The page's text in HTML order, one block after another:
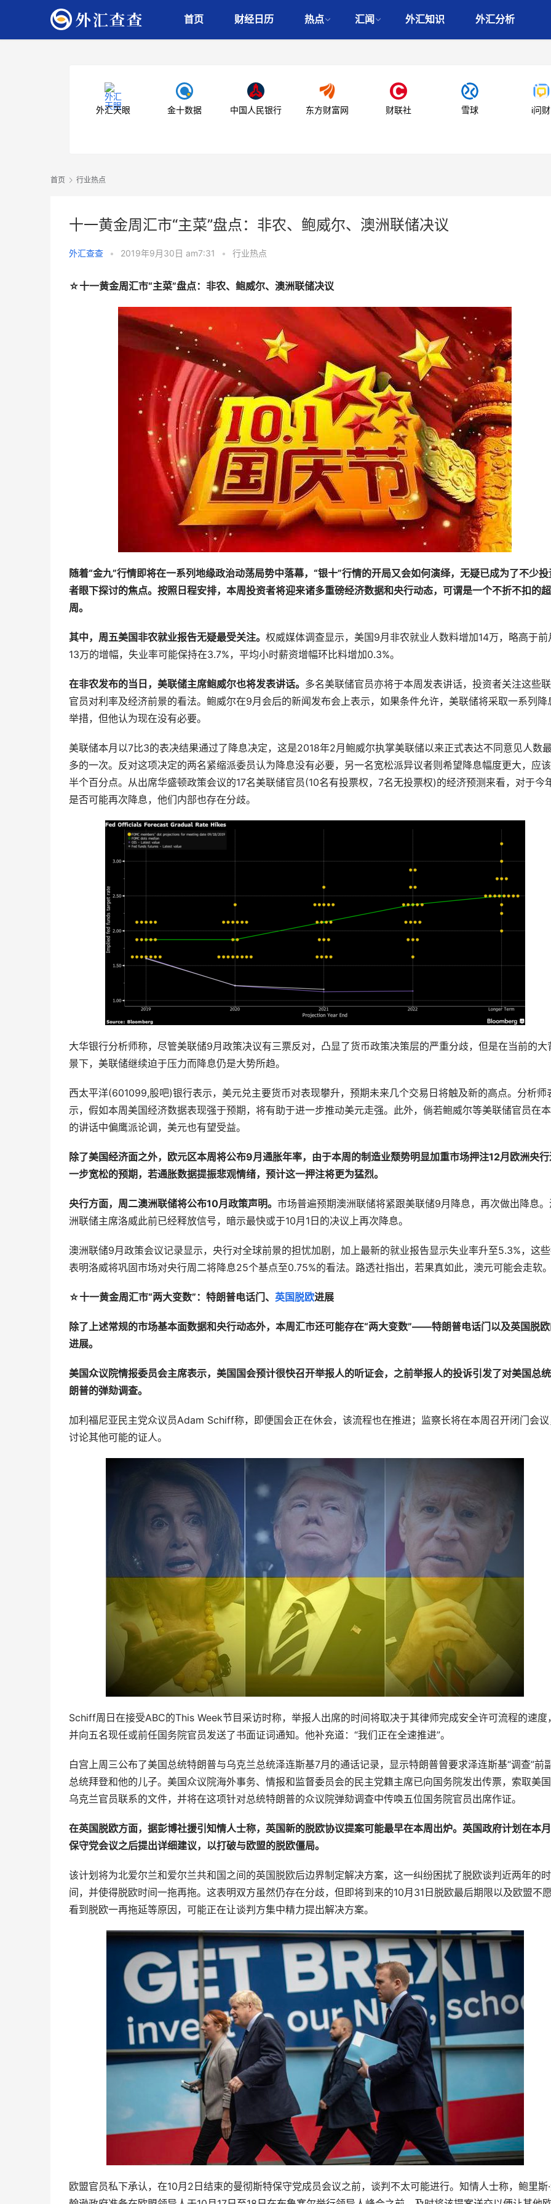
首页 财经日历 热点 汇闻 外汇知识 外汇分析
外汇天眼 金十数据 中国人民银行 东方财富网 财联社 雪球 i问财
首页 行业热点
十一黄金周汇市“主菜”盘点：非农、鲍威尔、澳洲联储决议
外汇查查 • 2019年9月30日 am7:31 • 行业热点
☆十一黄金周汇市“主菜”盘点：非农、鲍威尔、澳洲联储决议
随着“金九”行情即将在一系列地缘政治动荡局势中落幕，“银十”行情的开局又会如何演绎，无疑已成为了不少投
者眼下探讨的焦点。按照日程安排，本周投资者将迎来诸多重磅经济数据和央行动态，可谓是一个不折不扣的
周。
其中，周五美国非农就业报告无疑最受关注。 权威媒体调查显示，美国9月非农就业人数料增加14万，略高于前
13万的增幅，失业率可能保持在3.7%，平均小时薪资增幅环比料增加0.3%。
在非农发布的当日，美联储主席鲍威尔也将发表讲话。 多名美联储官员亦将于本周发表讲话，投资者关注这些
官员对利率及经济前景的看法。鲍威尔在9月会后的新闻发布会上表示，如果条件允许，美联储将采取一系列降
举措，但他认为现在没有必要。
美联储本月以7比3的表决结果通过了降息决定，这是2018年2月鲍威尔执掌美联储以来正式表达不同意见人数
多的一次。反对这项决定的两名紧缩派委员认为降息没有必要，另一名宽松派异议者则希望降息幅度更大，应
半个百分点。从出席华盛顿政策会议的17名美联储官员(10名有投票权，7名无投票权)的经济预测来看，对于今
是否可能再次降息，他们内部也存在分歧。
大华银行分析师称，尽管美联储9月政策决议有三票反对，凸显了货币政策决策层的严重分歧，但是在当前的大
景下，美联储继续迫于压力而降息仍是大势所趋。
西太平洋(601099,股吧)银行表示，美元兑主要货币对表现攀升，预期未来几个交易日将触及新的高点。分析师
示，假如本周美国经济数据表现强于预期，将有助于进一步推动美元走强。此外，倘若鲍威尔等美联储官员在
的讲话中偏鹰派论调，美元也有望受益。
除了美国经济面之外，欧元区本周将公布9月通胀年率，由于本周的制造业颓势明显加重市场押注12月欧洲央
一步宽松的预期，若通胀数据提振悲观情绪，预计这一押注将更为猛烈。
央行方面，周二澳洲联储将公布10月政策声明。 市场普遍预期澳洲联储将紧跟美联储9月降息，再次做出降息
洲联储主席洛威此前已经释放信号，暗示最快或于10月1日的决议上再次降息。
澳洲联储9月政策会议记录显示，央行对全球前景的担忧加剧，加上最新的就业报告显示失业率升至5.3%，这
表明洛威将巩固市场对央行周二将降息25个基点至0.75%的看法。路透社指出，若果真如此，澳元可能会走软
☆十一黄金周汇市“两大变数”：特朗普电话门、 英国脱欧进展
除了上述常规的市场基本面数据和央行动态外，本周汇市还可能存在“两大变数”——特朗普电话门以及英国脱
进展。
美国众议院情报委员会主席表示，美国国会预计很快召开举报人的听证会，之前举报人的投诉引发了对美国总
朗普的弹劾调查。
加利福尼亚民主党众议员Adam Schiff称，即便国会正在休会，该流程也在推进；监察长将在本周召开闭门会
讨论其他可能的证人。
Schiff周日在接受ABC的This Week节目采访时称，举报人出席的时间将取决于其律师完成安全许可流程的速度
并向五名现任或前任国务院官员发送了书面证词通知。他补充道：“我们正在全速推进”。
白宫上周三公布了美国总统特朗普与乌克兰总统泽连斯基7月的通话记录，显示特朗普曾要求泽连斯基“调查”前
总统拜登和他的儿子。美国众议院海外事务、情报和监督委员会的民主党籍主席已向国务院发出传票，索取美
乌克兰官员联系的文件，并将在这项针对总统特朗普的众议院弹劾调查中传唤五位国务院官员出席作证。
在英国脱欧方面，据彭博社援引知情人士称，英国新的脱欧协议提案可能最早在本周出炉。英国政府计划在本
保守党会议之后提出详细建议，以打破与欧盟的脱欧僵局。
该计划将为北爱尔兰和爱尔兰共和国之间的英国脱欧后边界制定解决方案，这一纠纷困扰了脱欧谈判近两年的时
间，并使得脱欧时间一拖再拖。这表明双方虽然仍存在分歧，但即将到来的10月31日脱欧最后期限以及欧盟不
看到脱欧一再拖延等原因，可能正在让谈判方集中精力提出解决方案。
欧盟官员私下承认，在10月2日结束的曼彻斯特保守党成员会议之前，谈判不太可能进行。知情人士称，鲍里斯